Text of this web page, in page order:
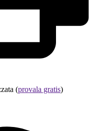
(provala gratis)